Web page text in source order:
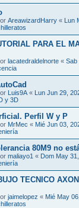
AreawizardHarry « Lun
PARA EL
lacatedraldelnorte « Sab
Luis9A « Lun Jun 29,
y 3D
Perfil W y P
MrMec « Mié Jun 03,
80M9 no
maliayo1 « Dom May
TECNICO
jaimelopez « Mié May